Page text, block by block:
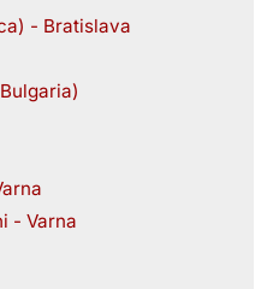
- Bratislava
- Varna